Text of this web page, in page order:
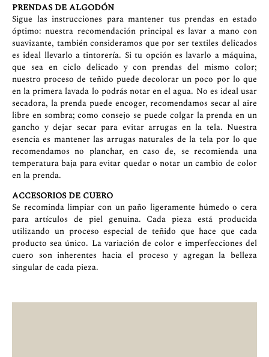
PRENDAS DE ALGODÓN
Sigue las instrucciones para mantener tus prendas en estado
óptimo: nuestra recomendación principal es lavar a mano con
suavizante, también consideramos que por ser textiles delicados
es ideal llevarlo a tintorería. Si tu opción es lavarlo a máquina,
que sea en ciclo delicado y con prendas del mismo color;
nuestro proceso de teñido puede decolorar un poco por lo que
en la primera lavada lo podrás notar en el agua. No es ideal usar
secadora, la prenda puede encoger, recomendamos secar al aire
libre en sombra; como consejo se puede colgar la prenda en un
gancho y dejar secar para evitar arrugas en la tela. Nuestra
esencia es mantener las arrugas naturales de la tela por lo que
recomendamos no planchar, en caso de, se recomienda una
temperatura baja para evitar quedar o notar un cambio de color
en la prenda.
ACCESORIOS DE CUERO
Se recominda limpiar con un paño ligeramente húmedo o cera
para artículos de piel genuina. Cada pieza está producida
utilizando un proceso especial de teñido que hace que cada
producto sea único. La variación de color e imperfecciones del
cuero son inherentes hacia el proceso y agregan la belleza
singular de cada pieza.